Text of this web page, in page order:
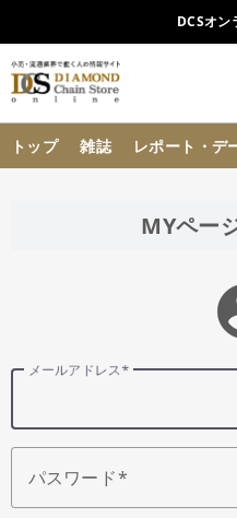
DCSオン
トップ 雑誌 レポート・デ
MYペー
メールアドレス
パスワード